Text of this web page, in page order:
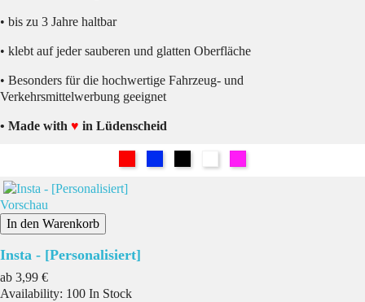
• bis zu 3 Jahre haltbar
• klebt auf jeder sauberen und glatten Oberfläche
• Besonders für die hochwertige Fahrzeug- und
Verkehrsmittelwerbung geeignet
• Made with ♥ in Lüdenscheid
Vorschau
In den Warenkorb
Insta - [Personalisiert]
ab Preis
3,99 €
Availability: 100 In Stock